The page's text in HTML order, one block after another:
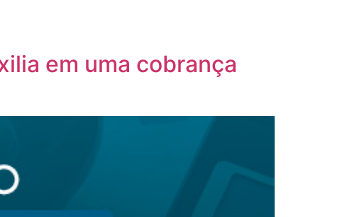
em uma cobrança